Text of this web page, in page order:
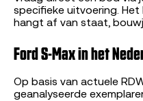
specifieke uitvoering.
hangt af van staat,
Ford S-Max in het
Op basis van actuele
geanalyseerde